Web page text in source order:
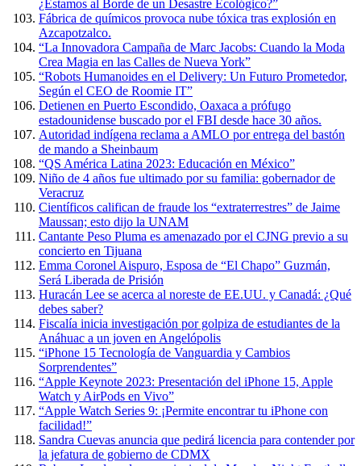
¿Estamos al Borde de un Desastre Ecológico?”
Fábrica de químicos provoca nube tóxica tras explosión en
Azcapotzalco.
“La Innovadora Campaña de Marc Jacobs: Cuando la Moda
Crea Magia en las Calles de Nueva York”
“Robots Humanoides en el Delivery: Un Futuro Prometedor,
Según el CEO de Roomie IT”
Detienen en Puerto Escondido, Oaxaca a prófugo
estadounidense buscado por el FBI desde hace 30 años.
Autoridad indígena reclama a AMLO por entrega del bastón
de mando a Sheinbaum
“QS América Latina 2023: Educación en México”
Niño de 4 años fue ultimado por su familia: gobernador de
Veracruz
Científicos califican de fraude los “extraterrestres” de Jaime
Maussan; esto dijo la UNAM
Cantante Peso Pluma es amenazado por el CJNG previo a su
concierto en Tijuana
Emma Coronel Aispuro, Esposa de “El Chapo” Guzmán,
Será Liberada de Prisión
Huracán Lee se acerca al noreste de EE.UU. y Canadá: ¿Qué
debes saber?
Fiscalía inicia investigación por golpiza de estudiantes de la
Anáhuac a un joven en Angelópolis
“iPhone 15 Tecnología de Vanguardia y Cambios
Sorprendentes”
“Apple Keynote 2023: Presentación del iPhone 15, Apple
Watch y AirPods en Vivo”
“Apple Watch Series 9: ¡Permite encontrar tu iPhone con
facilidad!”
Sandra Cuevas anuncia que pedirá licencia para contender por
la jefatura de gobierno de CDMX